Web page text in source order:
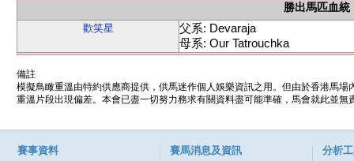
勝出馬匹血統
歡笑星
父系: Devaraja
母系: Our Tatrouchka
備註
模擬鳥瞰重溫由特約供應商提供，供馬迷作個人娛樂資訊之用。但由於香港馬
重溫片段出現偏差。本會已盡一切努力務求有關資料盡可能準確，馬會就此並
賽事資料 賽馬消息及資訊 分析